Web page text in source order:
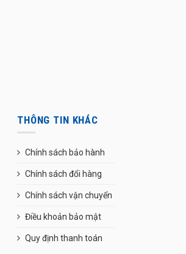
THÔNG TIN KHÁC
Chính sách bảo hành
Chính sách đổi hàng
Chính sách vận chuyển
Điều khoản bảo mật
Quy định thanh toán